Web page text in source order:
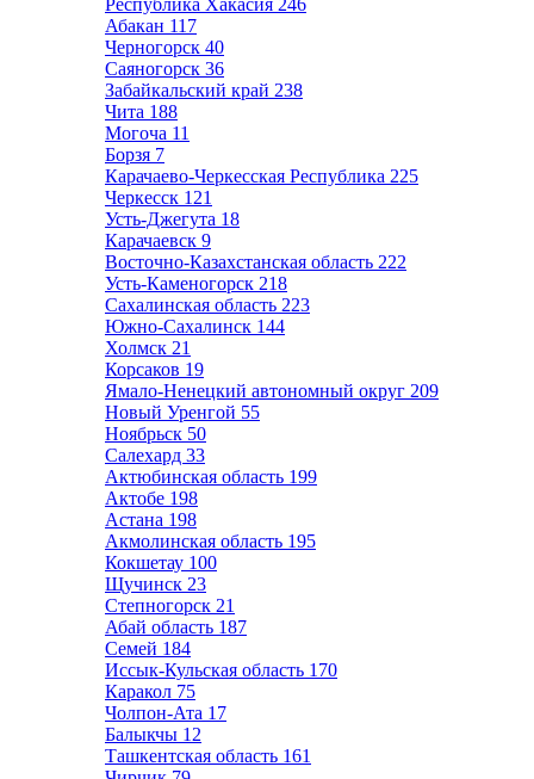
Республика Хакасия 246
Абакан 117
Черногорск 40
Саяногорск 36
Забайкальский край 238
Чита 188
Могоча 11
Борзя 7
Карачаево-Черкесская Республика 225
Черкесск 121
Усть-Джегута 18
Карачаевск 9
Восточно-Казахстанская область 222
Усть-Каменогорск 218
Сахалинская область 223
Южно-Сахалинск 144
Холмск 21
Корсаков 19
Ямало-Ненецкий автономный округ 209
Новый Уренгой 55
Ноябрьск 50
Салехард 33
Актюбинская область 199
Актобе 198
Астана 198
Акмолинская область 195
Кокшетау 100
Щучинск 23
Степногорск 21
Абай область 187
Семей 184
Иссык-Кульская область 170
Каракол 75
Чолпон-Ата 17
Балыкчы 12
Ташкентская область 161